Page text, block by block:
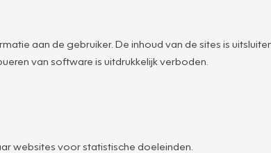
aan de gebruiker. De inhoud van de sites is
van software is uitdrukkelijk verboden.
websites voor statistische doeleinden.